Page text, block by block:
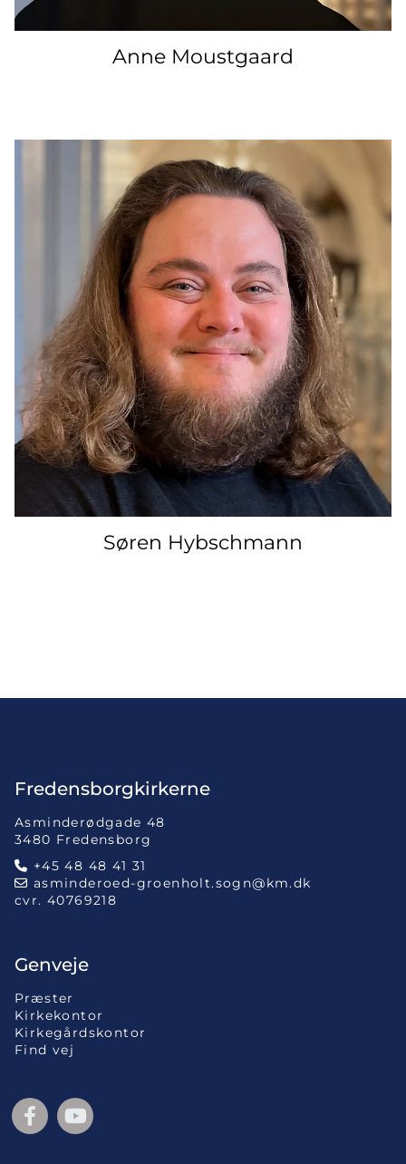
Anne Moustgaard
Søren Hybschmann
Fredensborgkirkerne
Asminderødgade 48
3480 Fredensborg
 +45 48 48 41 31
 asminderoed-groenholt.sogn@km.dk
cvr. 40769218
Genveje
Præster
Kirkekontor
Kirkegårdskontor
Find vej